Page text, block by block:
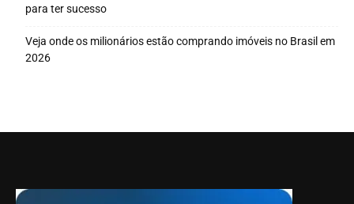
para ter sucesso
Veja onde os milionários estão comprando imóveis no Brasil em
2026